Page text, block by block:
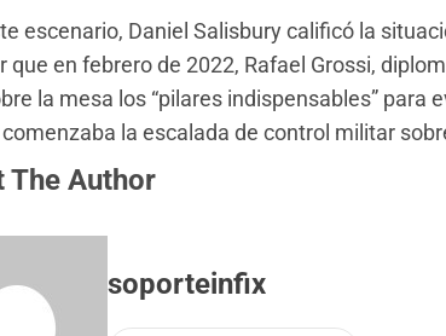
escenario, Daniel Salisbury calificó la
que en febrero de 2022, Rafael Grossi,
la mesa los “pilares indispensables” para
la escalada de control militar
The Author
soporteinfix